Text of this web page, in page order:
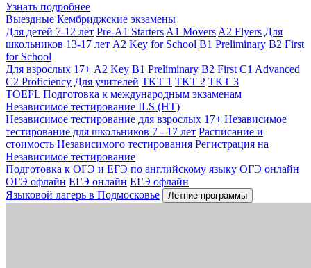
Узнать подробнее
Выездные Кембриджские экзамены
Для детей 7-12 лет Pre-A1 Starters A1 Movers A2 Flyers Для
школьников 13-17 лет A2 Key for School B1 Preliminary B2 First
for School
Для взрослых 17+ A2 Key B1 Preliminary B2 First C1 Advanced
C2 Proficiency Для учителей TKT 1 TKT 2 TKT 3
TOEFL Подготовка к международным экзаменам
Независимое тестирование ILS (НТ)
Независимое тестирование для взрослых 17+ Независимое
тестирование для школьников 7 - 17 лет Расписание и
стоимость Независимого тестирования Регистрация на
Независимое тестирование
Подготовка к ОГЭ и ЕГЭ по английскому языку ОГЭ онлайн
ОГЭ офлайн ЕГЭ онлайн ЕГЭ офлайн
Языковой лагерь в Подмосковье
Летние программы